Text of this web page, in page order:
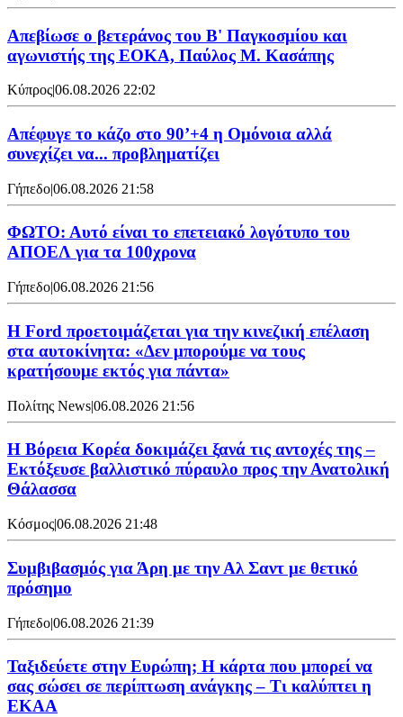
Απεβίωσε ο βετεράνος του Β' Παγκοσμίου και
αγωνιστής της ΕΟΚΑ, Παύλος Μ. Κασάπης
Κύπρος|06.08.2026 22:02
Απέφυγε το κάζο στο 90’+4 η Ομόνοια αλλά
συνεχίζει να... προβληματίζει
Γήπεδο|06.08.2026 21:58
ΦΩΤΟ: Αυτό είναι το επετειακό λογότυπο του
ΑΠΟΕΛ για τα 100χρονα
Γήπεδο|06.08.2026 21:56
Η Ford προετοιμάζεται για την κινεζική επέλαση
στα αυτοκίνητα: «Δεν μπορούμε να τους
κρατήσουμε εκτός για πάντα»
Πολίτης News|06.08.2026 21:56
Η Βόρεια Κορέα δοκιμάζει ξανά τις αντοχές της –
Εκτόξευσε βαλλιστικό πύραυλο προς την Ανατολική
Θάλασσα
Κόσμος|06.08.2026 21:48
Συμβιβασμός για Άρη με την Αλ Σαντ με θετικό
πρόσημο
Γήπεδο|06.08.2026 21:39
Ταξιδεύετε στην Ευρώπη; Η κάρτα που μπορεί να
σας σώσει σε περίπτωση ανάγκης – Τι καλύπτει η
ΕΚΑΑ